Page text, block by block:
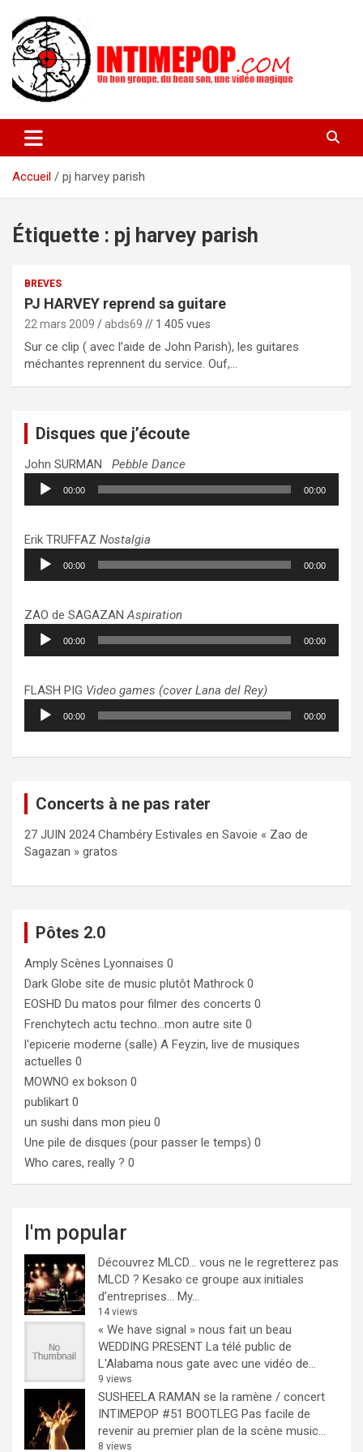
contenu
intimepop.com
actuelles pop rock, post-rock, indé sur Lyon. rock pop concert
lyon
Accueil
pj harvey parish
Étiquette : pj harvey parish
BREVES
PJ HARVEY reprend sa guitare
22 mars 2009 abds69 // 1 405 vues
Sur ce clip ( avec l’aide de John Parish), les guitares
méchantes reprennent du service. Ouf,…
Disques que j’écoute
John SURMAN Pebble Dance
Lecteur
audio
00:00 00:00
Erik TRUFFAZ Nostalgia
Lecteur
audio
00:00 00:00
ZAO de SAGAZANAspiration
Lecteur
audio
00:00 00:00
FLASH PIG Video games (cover Lana del Rey)
Lecteur
audio
00:00 00:00
Concerts à ne pas rater
27 JUIN 2024 Chambéry Estivales en Savoie « Zao de
Sagazan » gratos
Pôtes 2.0
Amply Scènes Lyonnaises 0
Dark Globe site de music plutôt Mathrock 0
EOSHD Du matos pour filmer des concerts 0
Frenchytech actu techno…mon autre site 0
l'epicerie moderne (salle) A Feyzin, live de musiques
actuelles 0
MOWNO ex bokson 0
publikart 0
un sushi dans mon pieu 0
Une pile de disques (pour passer le temps) 0
Who cares, really ? 0
I'm popular
Découvrez MLCD… vous ne le regretterez pas
MLCD ? Kesako ce groupe aux initiales
d’entreprises… My...
14 views
« We have signal » nous fait un beau
WEDDING PRESENT La télé public de
L'Alabama nous gate avec une vidéo de...
9 views
SUSHEELA RAMAN se la ramène / concert
INTIMEPOP #51 BOOTLEG Pas facile de
revenir au premier plan de la scène music...
8 views